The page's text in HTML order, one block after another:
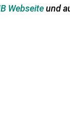
Webseiteund